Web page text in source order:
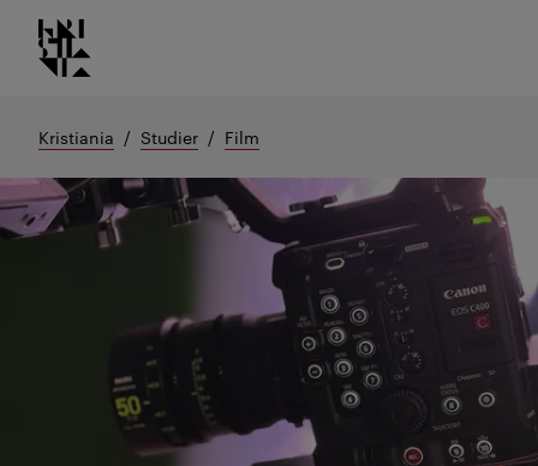
Gå
til
Kristiania logo
Kristiania Studier Film